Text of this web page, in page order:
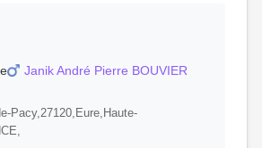
Janik André Pierre BOUVIER
Pacy,27120,Eure,Haute-